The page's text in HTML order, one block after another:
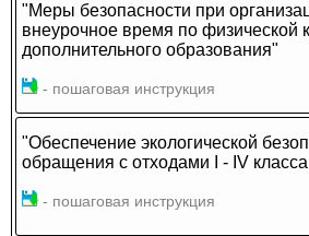
"Меры безопасности при
внеурочное время по физической
дополнительного образования"
- пошаговая инструкция
"Обеспечение экологической
обращения с отходами I - IV
- пошаговая инструкция